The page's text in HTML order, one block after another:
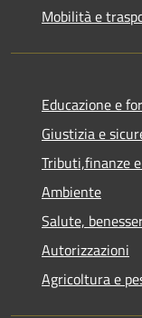
Mobilità e
Educazione e
Giustizia e
Tributi,finanze
Ambiente
Salute,
Autorizzazioni
Agricoltura e